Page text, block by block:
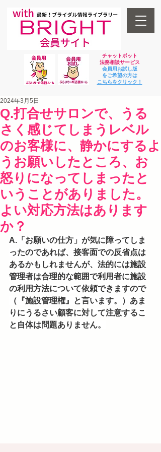
チャットボット
法務相談サービス
会員用お試し版
をご希望の方は
​こちらをクリック！
Q.打合せサロンで、うる
さく感じてしまうレベル
のお客様に、静かにするよ
うお願いしたところ、お
怒りになってしまったと
いうことがありました。
よい対応方法はあります
か？
2024年3月5日
A.「お願いの仕方」が気に障ってしま
ったのであれば、接客面での反省点は
あるかもしれませんが、法的には施設
管理者は合理的な範囲で利用者に施設
の利用方法について依頼できますので
（『施設管理権』と言います。）あま
りにうるさい顧客に対して注意するこ
と自体は問題ありません。